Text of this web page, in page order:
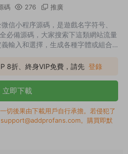
碼 276 推廣
信小程序源碼，是遊戲名字符号、
必備源碼，大家搜索下這類網站流量
輸入和選擇，生成各種字體或組合
。 源碼功能 花式字體設計 表情字體
一一介紹了
8折、終身VIP免費，請先 登錄
立即下載
切後果由下載用戶自行承擔。若侵犯了
。購買即默